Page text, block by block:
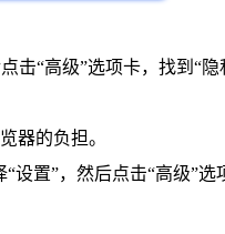
击“高级”选项卡，找到“
器的负担。
设置”，然后点击“高级”